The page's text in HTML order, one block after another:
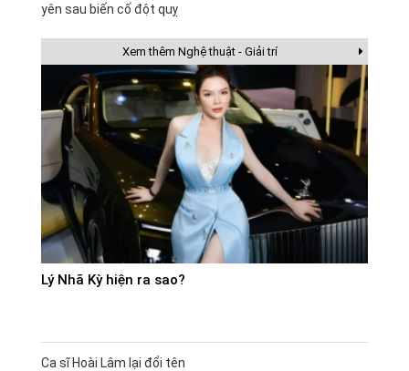
yên sau biến cố đột quỵ
Xem thêm Nghệ thuật - Giải trí
Lý Nhã Kỳ hiện ra sao?
Ca sĩ Hoài Lâm lại đổi tên